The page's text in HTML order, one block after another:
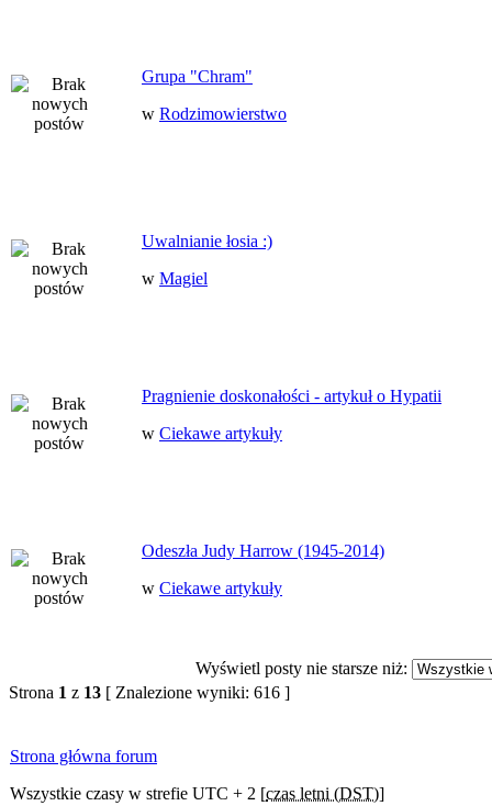
Grupa "Chram"
w Rodzimowierstwo
Uwalnianie łosia :)
w Magiel
Pragnienie doskonałości - artykuł o Hypatii
w Ciekawe artykuły
Odeszła Judy Harrow (1945-2014)
w Ciekawe artykuły
Wyświetl posty nie starsze niż:
Strona 1 z 13 [ Znalezione wyniki: 616 ]
Strona główna forum
Wszystkie czasy w strefie UTC + 2 [czas letni (DST)]